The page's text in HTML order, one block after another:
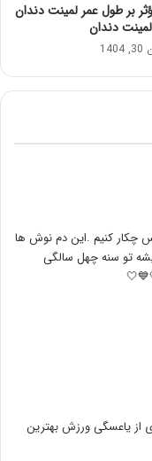
بر طول عمر لمینت دندان
دندان
چکار کنیم .این دم نوش ها
تو سنه چهل سالگی
از یاعسگی ورزش بهترین